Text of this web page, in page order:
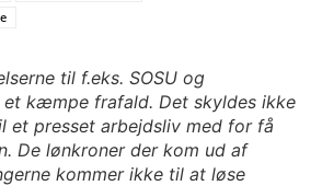
til f.eks. SOSU og
et kæmpe frafald. Det skyldes ikke
et presset arbejdsliv med for få
De lønkroner der kom ud af
kommer ikke til at løse